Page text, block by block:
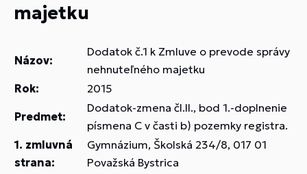
majetku
Názov:
Dodatok č.1 k Zmluve o prevode správy
nehnuteľného majetku
Rok:
2015
Predmet:
Dodatok-zmena čl.II., bod 1.-doplnenie
písmena C v časti b) pozemky registra.
1. zmluvná
strana:
Gymnázium, Školská 234/8, 017 01
Považská Bystrica